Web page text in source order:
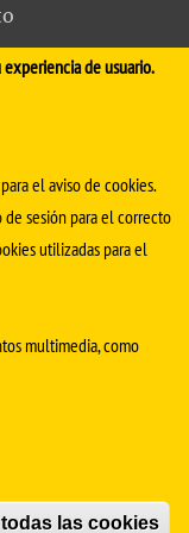
de usuario.
el aviso de cookies.
sesión para el correcto
utilizadas para el
multimedia, como
las cookies